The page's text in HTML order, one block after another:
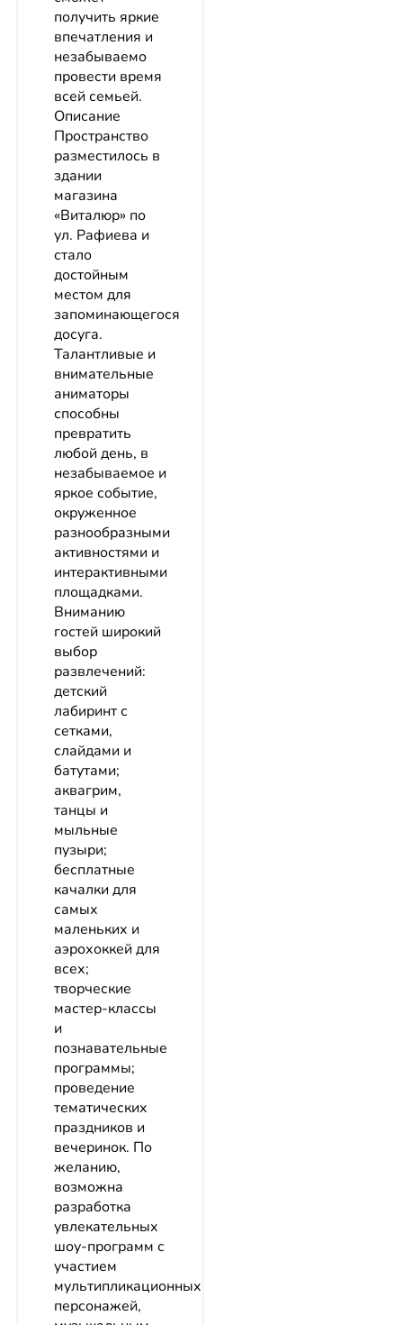
получить яркие
впечатления и
незабываемо
провести время
всей семьей.
Описание
Пространство
разместилось в
здании
магазина
«Виталюр» по
ул. Рафиева и
стало
достойным
местом для
запоминающегося
досуга.
Талантливые и
внимательные
аниматоры
способны
превратить
любой день, в
незабываемое и
яркое событие,
окруженное
разнообразными
активностями и
интерактивными
площадками.
Вниманию
гостей широкий
выбор
развлечений:
детский
лабиринт с
сетками,
слайдами и
батутами;
аквагрим,
танцы и
мыльные
пузыри;
бесплатные
качалки для
самых
маленьких и
аэрохоккей для
всех;
творческие
мастер-классы
и
познавательные
программы;
проведение
тематических
праздников и
вечеринок. По
желанию,
возможна
разработка
увлекательных
шоу-программ с
участием
мультипликационных
персонажей,